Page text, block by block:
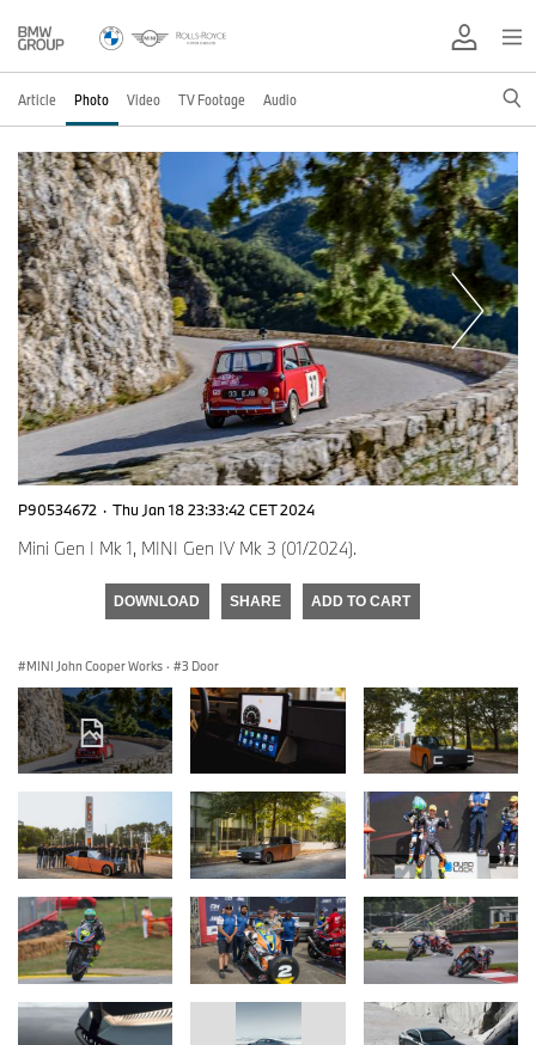
Article Photo Video TV Footage Audio
P90534672 · Thu Jan 18 23:33:42 CET 2024
Mini Gen I Mk 1, MINI Gen IV Mk 3 (01/2024).
DOWNLOAD SHARE ADD TO CART
MINI John Cooper Works · 3 Door